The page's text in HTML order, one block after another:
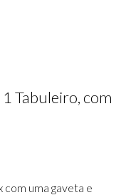
Tabuleiro, com
com uma gaveta e